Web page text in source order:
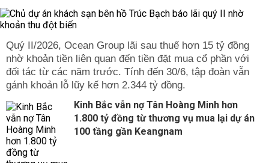
Quý II/2026, Ocean Group lãi sau thuế hơn 15 tỷ đồng
nhờ khoản tiền liên quan đến tiền đặt mua cổ phần với
đối tác từ các năm trước. Tính đến 30/6, tập đoàn vẫn
gánh khoản lỗ lũy kế hơn 2.344 tỷ đồng.
Kinh Bắc vẫn nợ Tân Hoàng Minh hơn
1.800 tỷ đồng từ thương vụ mua lại dự án
100 tầng gần Keangnam